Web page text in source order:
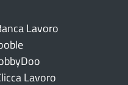
Lavoro
Lavoro